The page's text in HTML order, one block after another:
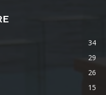
34
29
26
15